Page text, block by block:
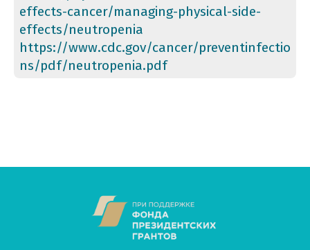
effects-cancer/managing-physical-side-
effects/neutropenia
https://www.cdc.gov/cancer/preventinfectio
ns/pdf/neutropenia.pdf